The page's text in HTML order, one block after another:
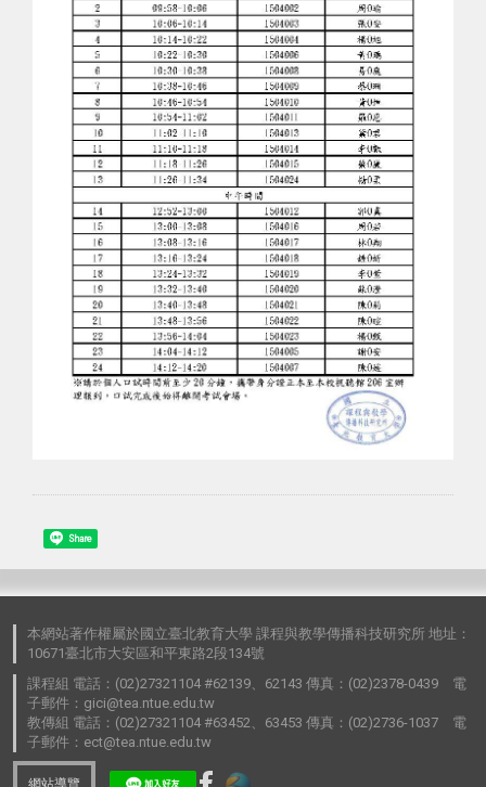
Share
本網站著作權屬於國立臺北教育大學 課程與教學傳播科技研究所 地址：
10671臺北市大安區和平東路2段134號
課程組 電話：(02)27321104 #62139、62143 傳真：(02)2378-0439 電
子郵件：gici@tea.ntue.edu.tw
教傳組 電話：(02)27321104 #63452、63453 傳真：(02)2736-1037 電
子郵件：ect@tea.ntue.edu.tw
網站導覽